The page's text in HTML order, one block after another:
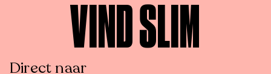
VIND SLIM
Direct naar